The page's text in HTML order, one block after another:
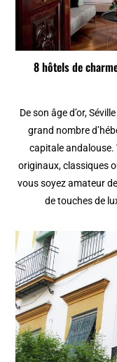
8 hôtels de
De son âge d’or,
grand nombre
capitale andalouse.
originaux, classiques
vous soyez amateur
de touches de